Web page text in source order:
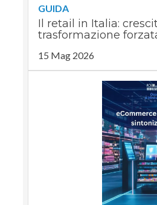
GUIDA
Il retail in Italia:
trasformazione
15 Mag 2026